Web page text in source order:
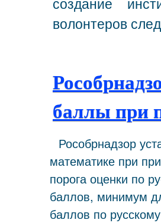
волонтеров
баллы при
Рособрнадзор
математике при
порога оценки по
баллов, минимум
баллов по